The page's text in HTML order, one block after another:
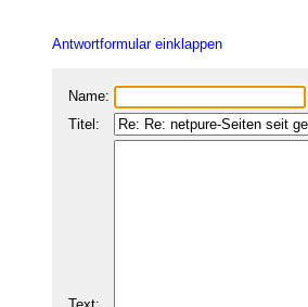
Antwortformular einklappen
Name:
Titel: